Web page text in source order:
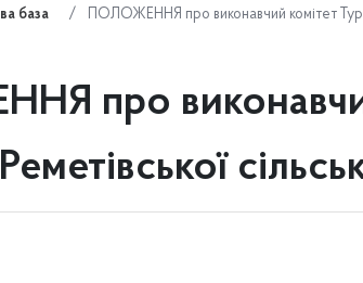
база ПОЛОЖЕННЯ про виконавчий комітет Тур’є
про
Реметівської